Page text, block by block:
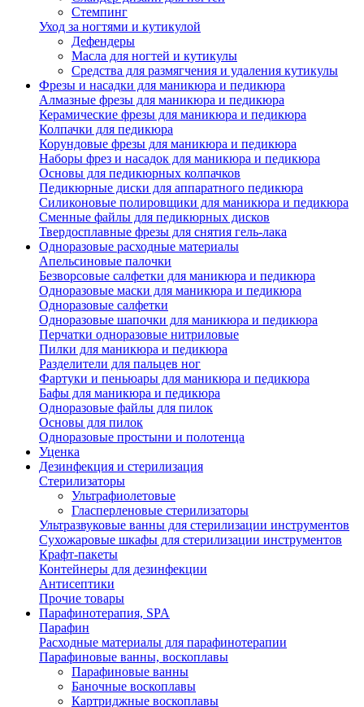
Стемпинг
Уход за ногтями и кутикулой
Дефендеры
Масла для ногтей и кутикулы
Средства для размягчения и удаления кутикулы
Фрезы и насадки для маникюра и педикюра
Алмазные фрезы для маникюра и педикюра
Керамические фрезы для маникюра и педикюра
Колпачки для педикюра
Корундовые фрезы для маникюра и педикюра
Наборы фрез и насадок для маникюра и педикюра
Основы для педикюрных колпачков
Педикюрные диски для аппаратного педикюра
Силиконовые полировщики для маникюра и педикюра
Сменные файлы для педикюрных дисков
Твердосплавные фрезы для снятия гель-лака
Одноразовые расходные материалы
Апельсиновые палочки
Безворсовые салфетки для маникюра и педикюра
Одноразовые маски для маникюра и педикюра
Одноразовые салфетки
Одноразовые шапочки для маникюра и педикюра
Перчатки одноразовые нитриловые
Пилки для маникюра и педикюра
Разделители для пальцев ног
Фартуки и пеньюары для маникюра и педикюра
Бафы для маникюра и педикюра
Одноразовые файлы для пилок
Основы для пилок
Одноразовые простыни и полотенца
Уценка
Дезинфекция и стерилизация
Стерилизаторы
Ультрафиолетовые
Гласперленовые стерилизаторы
Ультразвуковые ванны для стерилизации инструментов
Сухожаровые шкафы для стерилизации инструментов
Крафт-пакеты
Контейнеры для дезинфекции
Антисептики
Прочие товары
Парафинотерапия, SPA
Парафин
Расходные материалы для парафинотерапии
Парафиновые ванны, воскоплавы
Парафиновые ванны
Баночные воскоплавы
Картриджные воскоплавы